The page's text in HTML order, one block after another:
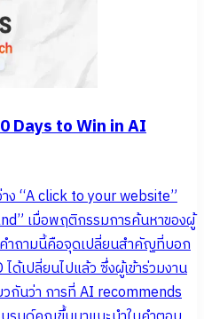
Days to Win in AI
ง “A click to your website”
เมื่อพฤติกรรมการค้นหาของผู้
ำถามนี้คือจุดเปลี่ยนสำคัญที่บอก
ด้เปลี่ยนไปแล้ว ซึ่งผู้เข้าร่วมงาน
กันว่า การที่ AI recommends